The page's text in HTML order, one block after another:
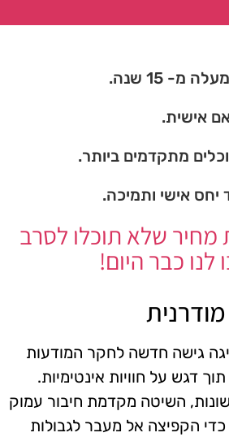
מ- 15 שנה.
אישית.
מתקדמים ביותר.
יחס אישי ותמיכה.
שלא תוכלו לסרב
לנו כבר היום!
גישה חדשה לחקר המודעות
דגש על חוויות אינטימיות.
השיטה מקדמת חיבור עמוק
כדי הקפיצה אל מעבר לגבולות